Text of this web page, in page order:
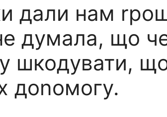
дали нам
думала, що
шкодувати,
доnомогу.